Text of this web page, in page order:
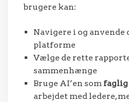
brugere kan:
Navigere i og
platforme
Vælge de rette
sammenhænge
Bruge AI’en som
arbejdet med ledere,